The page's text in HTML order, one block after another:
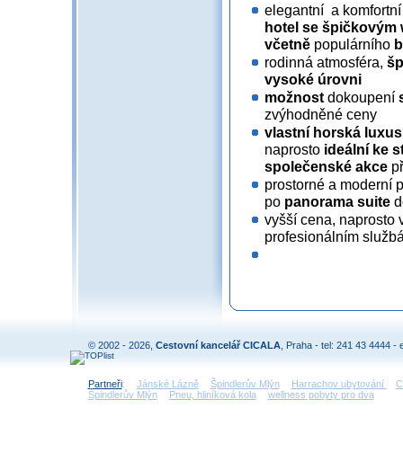
elegantní a komfortní
hotel se špičkovým
včetně populárního
rodinná atmosféra,
vysoké úrovni
možnost dokoupení
zvýhodněné ceny
vlastní horská
naprosto ideální ke
společenské akce
prostorné a moderní
po panorama suite
vyšší cena, naprosto
profesionálním
© 2002 - 2026, Cestovní kancelář CICALA, Praha - tel: 241 43 4444 -
Partneři: Jánské Lázně Špindlerův Mlýn Harrachov ubytování
Špindlerův Mlýn
Pneu, hliníková kola wellness pobyty pro dva